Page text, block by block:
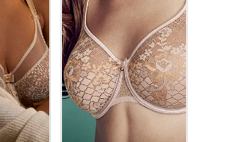
modèles des dessous
féminins de la collection de
lingerie de luxe Carmen
la grande marque de
lingerie Empreinte
:soutien-gorge du bonnet C
au bonnet H,
gorgecorbeille à
armatures,
gorgeclassique à